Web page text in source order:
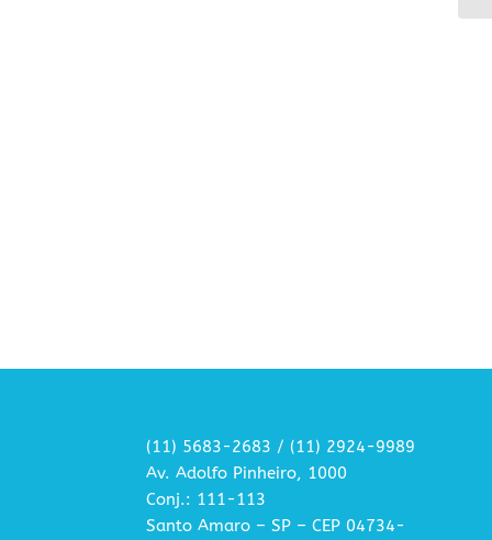
(11) 5683-2683 / (11) 2924-9989
Av. Adolfo Pinheiro, 1000
Conj.: 111-113
Santo Amaro – SP – CEP 04734-